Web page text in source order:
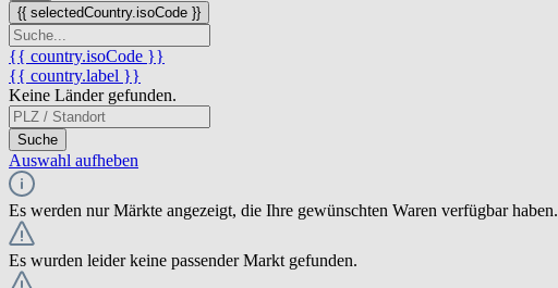
{{ selectedCountry.isoCode }}
{{ country.isoCode }}
{{ country.label }}
Keine Länder gefunden.
Suche
Auswahl aufheben
Es werden nur Märkte angezeigt, die Ihre gewünschten Waren verfügbar haben.
Es wurden leider keine passender Markt gefunden.